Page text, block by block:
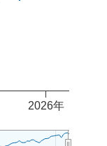
2026年